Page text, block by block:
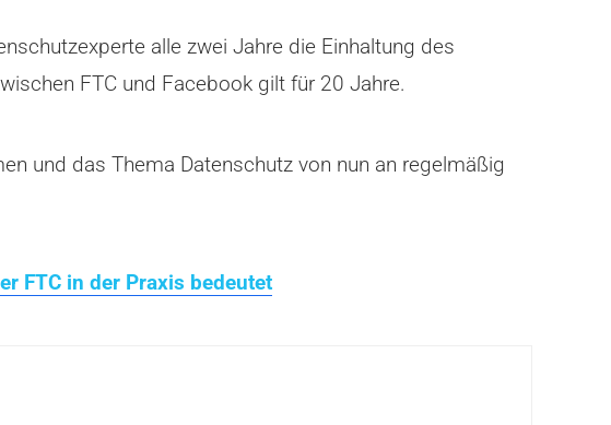
alle zwei Jahre die Einhaltung des
FTC und Facebook gilt für 20 Jahre.
und das Thema Datenschutz von nun an regelmäßig
FTC in der Praxis bedeutet